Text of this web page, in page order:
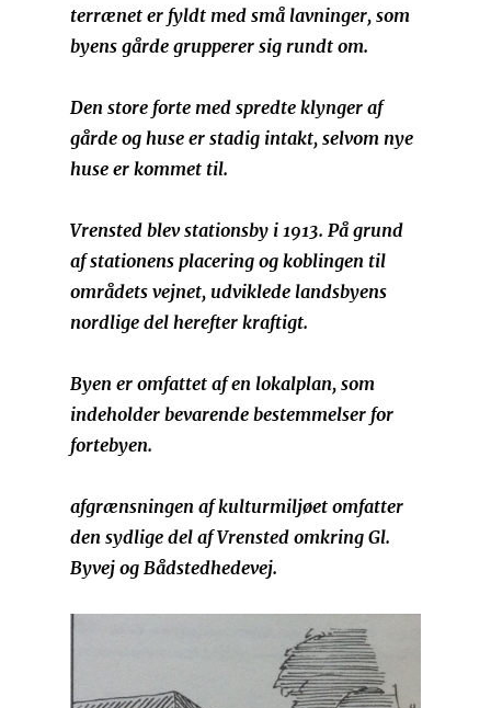
terrænet er fyldt med små lavninger, som
byens gårde grupperer sig rundt om.
Den store forte med spredte klynger af
gårde og huse er stadig intakt, selvom nye
huse er kommet til.
Vrensted blev stationsby i 1913. På grund
af stationens placering og koblingen til
områdets vejnet, udviklede landsbyens
nordlige del herefter kraftigt.
Byen er omfattet af en lokalplan, som
indeholder bevarende bestemmelser for
fortebyen.
afgrænsningen af kulturmiljøet omfatter
den sydlige del af Vrensted omkring Gl.
Byvej og Bådstedhedevej.